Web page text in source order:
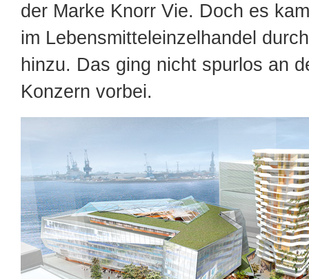
der Marke Knorr Vie. Doch es
im Lebensmitteleinzelhandel
hinzu. Das ging nicht spurlos an
Konzern vorbei.